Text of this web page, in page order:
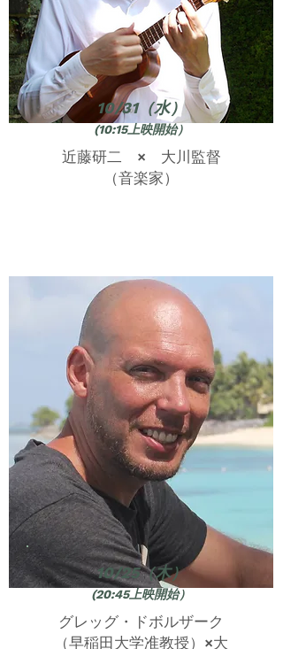
10/31（水）
(10:15上映開始）
近藤研二 × 大川監督
​（音楽家）
10/25（木）
(20:45上映開始）
グレッグ・ドボルザーク
（早稲田大学准教授）×大